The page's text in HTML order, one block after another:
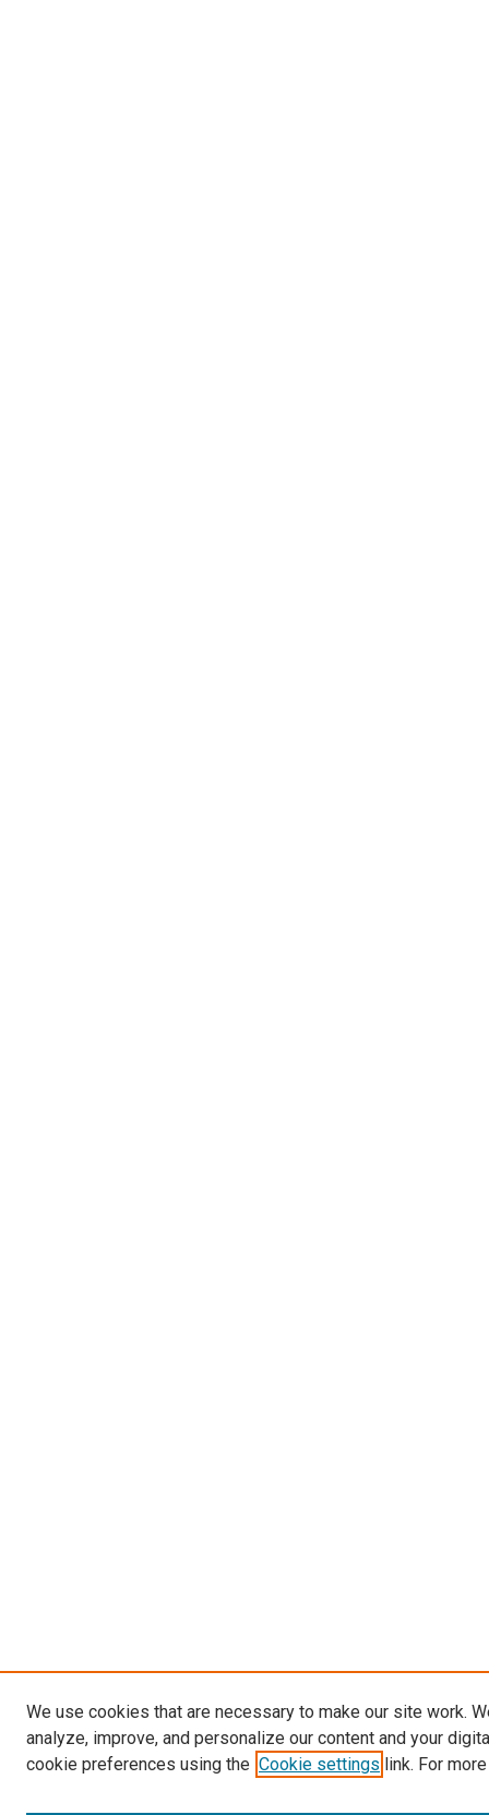
We use cookies that are necessary to make our site work.
analyze, improve, and personalize our content and your
cookie preferences using the Cookie settings link. For